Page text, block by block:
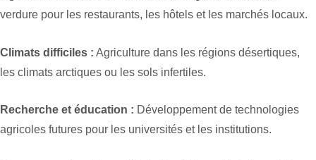
verdure pour les restaurants, les hôtels et les marchés locaux.
Climats difficiles : Agriculture dans les régions désertiques,
les climats arctiques ou les sols infertiles.
Recherche et éducation : Développement de technologies
agricoles futures pour les universités et les institutions.